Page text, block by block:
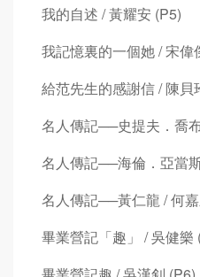
我的自述 / 黃耀安 (P5)
我記憶裏的一個她 / 宋偉
給范先生的感謝信 / 陳貝
名人傳記──史提夫．喬
名人傳記──海倫．亞當
名人傳記──黃仁龍 / 何
畢業營記「趣」 / 吳健樂